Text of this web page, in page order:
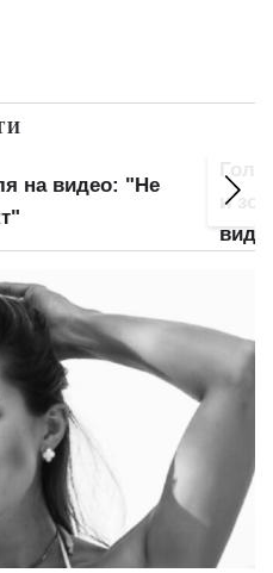
на видео: "Не
и